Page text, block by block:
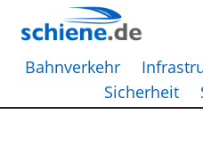
Bahnverkehr
Sicherheit